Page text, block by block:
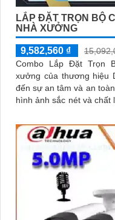
LẮP ĐẶT TRỌN BỘ
NHÀ XƯỞNG
9,582,560 ₫
Combo Lắp Đặt Trọn
xưởng của thương hiệu
đến sự an tâm và an toàn cho người
hình ảnh sắc nét và chất